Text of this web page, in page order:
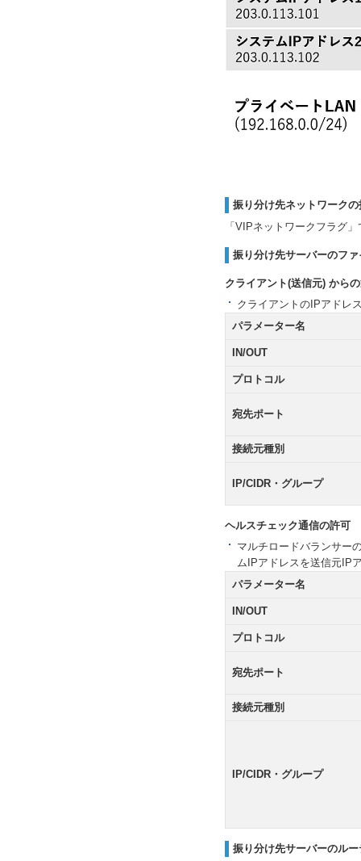
振り分け先ネットワークの
「VIPネットワークフラグ
振り分け先サーバーのフ
クライアント(送信元) から
クライアントのIPアドレ
パラメーター名
IN/OUT
プロトコル
宛先ポート
接続元種別
IP/CIDR・グループ
ヘルスチェック通信の許可
マルチロードバランサー
ムIPアドレスを送信元IP
パラメーター名
IN/OUT
プロトコル
宛先ポート
接続元種別
IP/CIDR・グループ
振り分け先サーバーのル